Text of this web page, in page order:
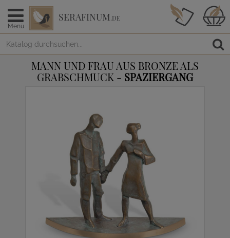
Menü
SERAFINUM.DE
MANN UND FRAU AUS BRONZE ALS
GRABSCHMUCK - SPAZIERGANG